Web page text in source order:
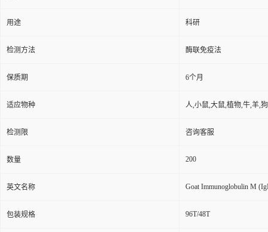
用途 科研
检测方法 酶联免疫法
保质期 6个月
适应物种 人,小鼠,大鼠,植物,牛,羊,
检测限 咨询客服
数量 200
英文名称 Goat Immunoglobulin M
包装规格 96T/48T